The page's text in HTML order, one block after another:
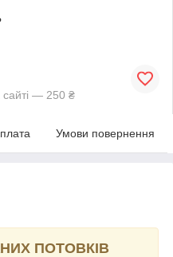
сайті — 250 ₴
Умови повернення
ПОТОВКІВ